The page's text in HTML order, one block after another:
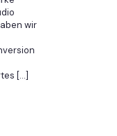
wir
[…]